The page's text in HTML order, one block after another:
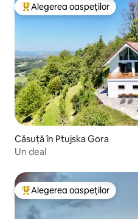
Locuință din topul categoriei
Alegerea oaspeților
Căsuță în Ptujska Gora
Un deal
Locuință din topul categoriei
Alegerea oaspeților